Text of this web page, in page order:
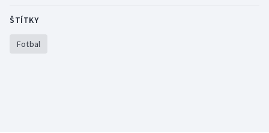
ŠTÍTKY
Fotbal